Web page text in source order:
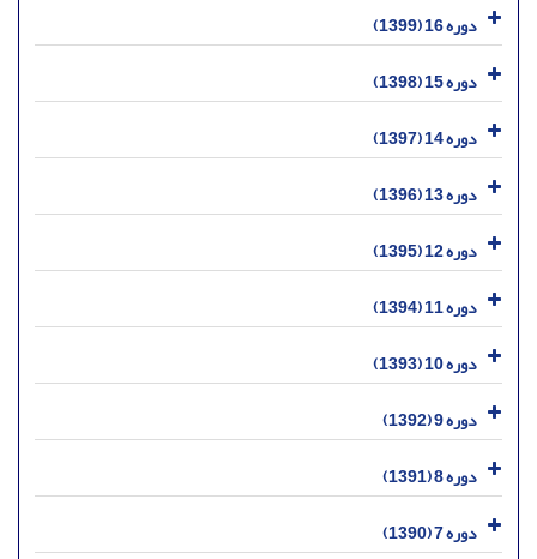
دوره 16 (1399)
دوره 15 (1398)
دوره 14 (1397)
دوره 13 (1396)
دوره 12 (1395)
دوره 11 (1394)
دوره 10 (1393)
دوره 9 (1392)
دوره 8 (1391)
دوره 7 (1390)